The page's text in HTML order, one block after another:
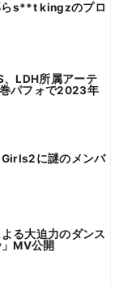
らs**t kingzのプロ
、LDH所属アーテ
パフォで2023年
に謎のメンバ
る大迫力のダンス
MV公開